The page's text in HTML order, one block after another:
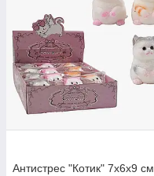
Антистрес "Котик" 7х6х9 см